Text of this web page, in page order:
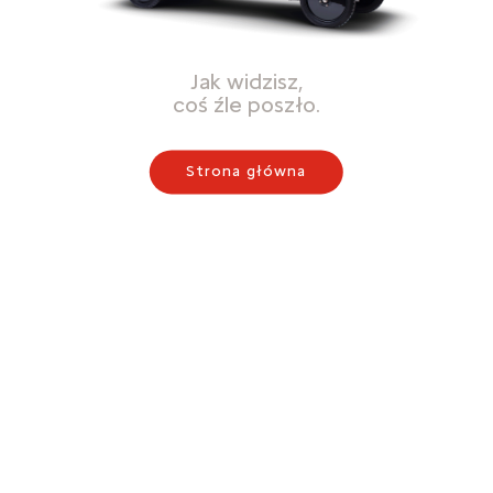
Jak widzisz,
coś źle poszło.
Strona główna